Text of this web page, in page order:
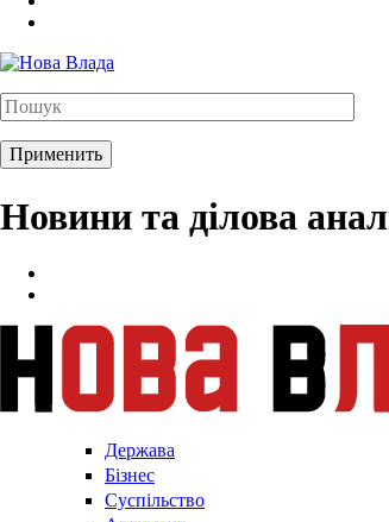
Новини та ділова
Держава
Бізнес
Суспільство